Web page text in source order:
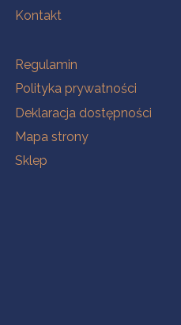
Kontakt
Na skróty
Regulamin
Polityka prywatności
Deklaracja dostępności
Mapa strony
Sklep